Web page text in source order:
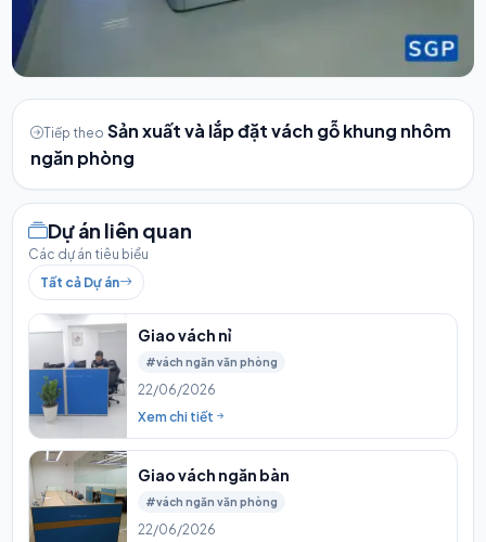
Tiếp theo Sản xuất và lắp đặt vách gỗ khung nhôm
ngăn phòng
Dự án liên quan
Các dự án tiêu biểu
Tất cả Dự án
Giao vách nỉ
#vách ngăn văn phòng
22/06/2026
Xem chi tiết
Giao vách ngăn bàn
#vách ngăn văn phòng
22/06/2026